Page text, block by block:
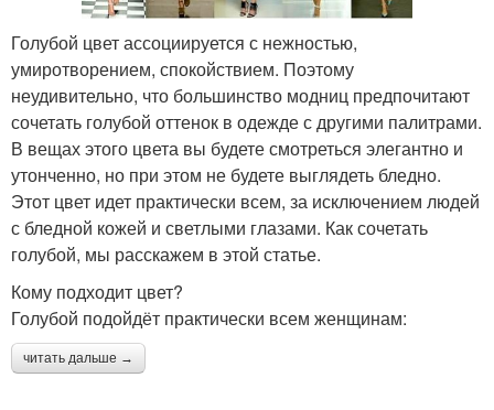
Голубой цвет ассоциируется с нежностью,
умиротворением, спокойствием. Поэтому
неудивительно, что большинство модниц предпочитают
сочетать голубой оттенок в одежде с другими палитрами.
В вещах этого цвета вы будете смотреться элегантно и
утонченно, но при этом не будете выглядеть бледно.
Этот цвет идет практически всем, за исключением людей
с бледной кожей и светлыми глазами. Как сочетать
голубой, мы расскажем в этой статье.
Кому подходит цвет?
Голубой подойдёт практически всем женщинам:
читать дальше →